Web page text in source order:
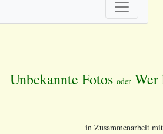
Unbekannte Fotos oderWer
in Zusammenarbeit